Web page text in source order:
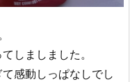
しましました。
感動しっぱなしでし